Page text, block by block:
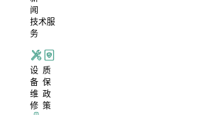
闻
技术服
务
设
备
维
修
质
保
政
策